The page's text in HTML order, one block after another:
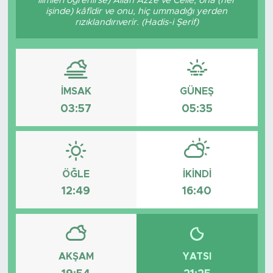
işinde) kâfîdir ve onu, hiç ummadığı yerden
rızıklandırıverir. (Hadis-i Şerif)
İMSAK
03:57
GÜNEŞ
05:35
ÖĞLE
12:49
İKINDI
16:40
AKŞAM YATSI
Söyleşi
Foto Şaka
Teknoloji
Politika